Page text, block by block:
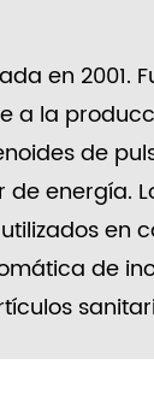
en 2001.
a la
de
energía.
en
de